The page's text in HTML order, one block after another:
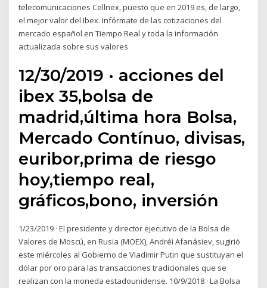
telecomunicaciones Cellnex, puesto que en 2019 es, de largo,
el mejor valor del Ibex. Infórmate de las cotizaciones del
mercado español en Tiempo Real y toda la información
actualizada sobre sus valores
12/30/2019 · acciones del
ibex 35,bolsa de
madrid,última hora Bolsa,
Mercado Contínuo, divisas,
euribor,prima de riesgo
hoy,tiempo real,
gráficos,bono, inversión
1/23/2019 · El presidente y director ejecutivo de la Bolsa de
Valores de Moscú, en Rusia (MOEX), Andréi Afanásiev, sugirió
este miércoles al Gobierno de Vladimir Putin que sustituyan el
dólar por oro para las transacciones tradicionales que se
realizan con la moneda estadounidense. 10/9/2018 · La Bolsa